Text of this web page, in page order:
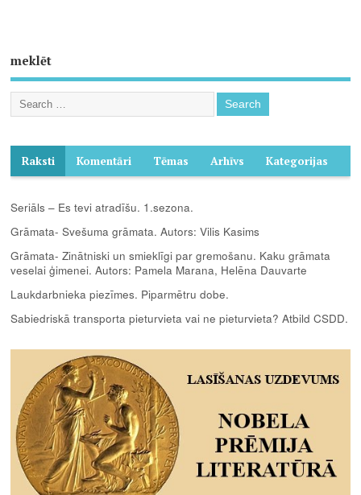
meklēt
Raksti Komentāri Tēmas Arhīvs Kategorijas
Seriāls – Es tevi atradīšu. 1.sezona.
Grāmata- Svešuma grāmata. Autors: Vilis Kasims
Grāmata- Zinātniski un smieklīgi par gremošanu. Kaku grāmata
veselai ģimenei. Autors: Pamela Marana, Helēna Dauvarte
Laukdarbnieka piezīmes. Piparmētru dobe.
Sabiedriskā transporta pieturvieta vai ne pieturvieta? Atbild CSDD.